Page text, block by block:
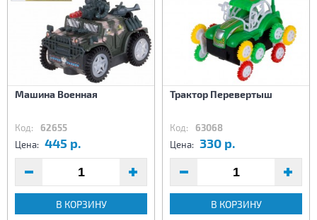
Машина Военная
Код: 62655
Цена: 445 р.
В КОРЗИНУ
Трактор Перевертыш
Код: 63068
Цена: 330 р.
В КОРЗИНУ